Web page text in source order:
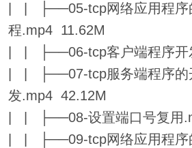
| | ├──05-tcp网络应用程序
程.mp4 11.62M
| | ├──06-tcp客户端程序开
| | ├──07-tcp服务端程序的
发.mp4 42.12M
| | ├──08-设置端口号复用
| | ├──09-tcp网络应用程序